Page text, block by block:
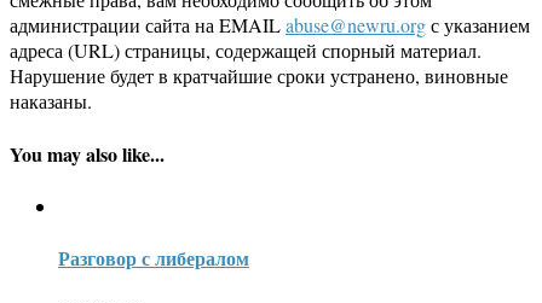
администрации сайта на EMAILabuse@newru.orgс указанием
адреса (URL) страницы, содержащей спорный материал.
Нарушение будет в кратчайшие сроки устранено, виновные
наказаны.
You may also like...
Разговор с либералом